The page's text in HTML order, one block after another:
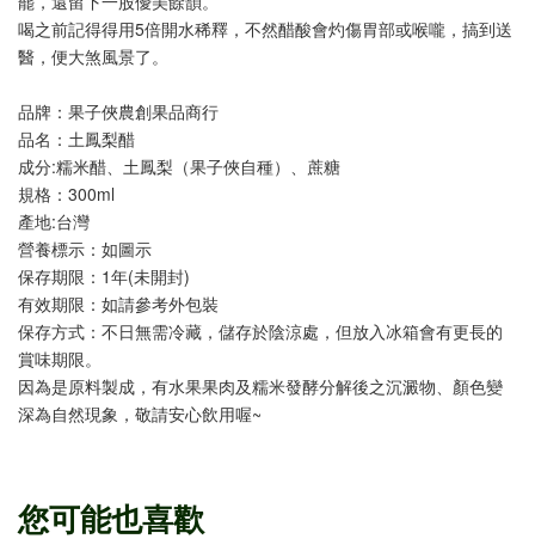
喝之前記得得用5倍開水稀釋，不然醋酸會灼傷胃部或喉嚨，搞到送
醫，便大煞風景了。
品牌：果子俠農創果品商行
品名：土鳳梨醋
成分:糯米醋、土鳳梨（果子俠自種）、蔗糖
規格：300ml
產地:台灣
營養標示：如圖示
保存期限：1年(未開封)
有效期限：如請參考外包裝
保存方式：不日無需冷藏，儲存於陰涼處，但放入冰箱會有更長的
賞味期限。
因為是原料製成，有水果果肉及糯米發酵分解後之沉澱物、顏色變
深為自然現象，敬請安心飲用喔~
您可能也喜歡